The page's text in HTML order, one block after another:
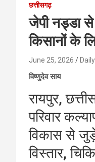
छत्तीसगढ़
जेपी नड्डा
किसानों के
June 25, 2026
विष्णुदेव साय
रायपुर,
परिवार
विकास से
विस्तार,